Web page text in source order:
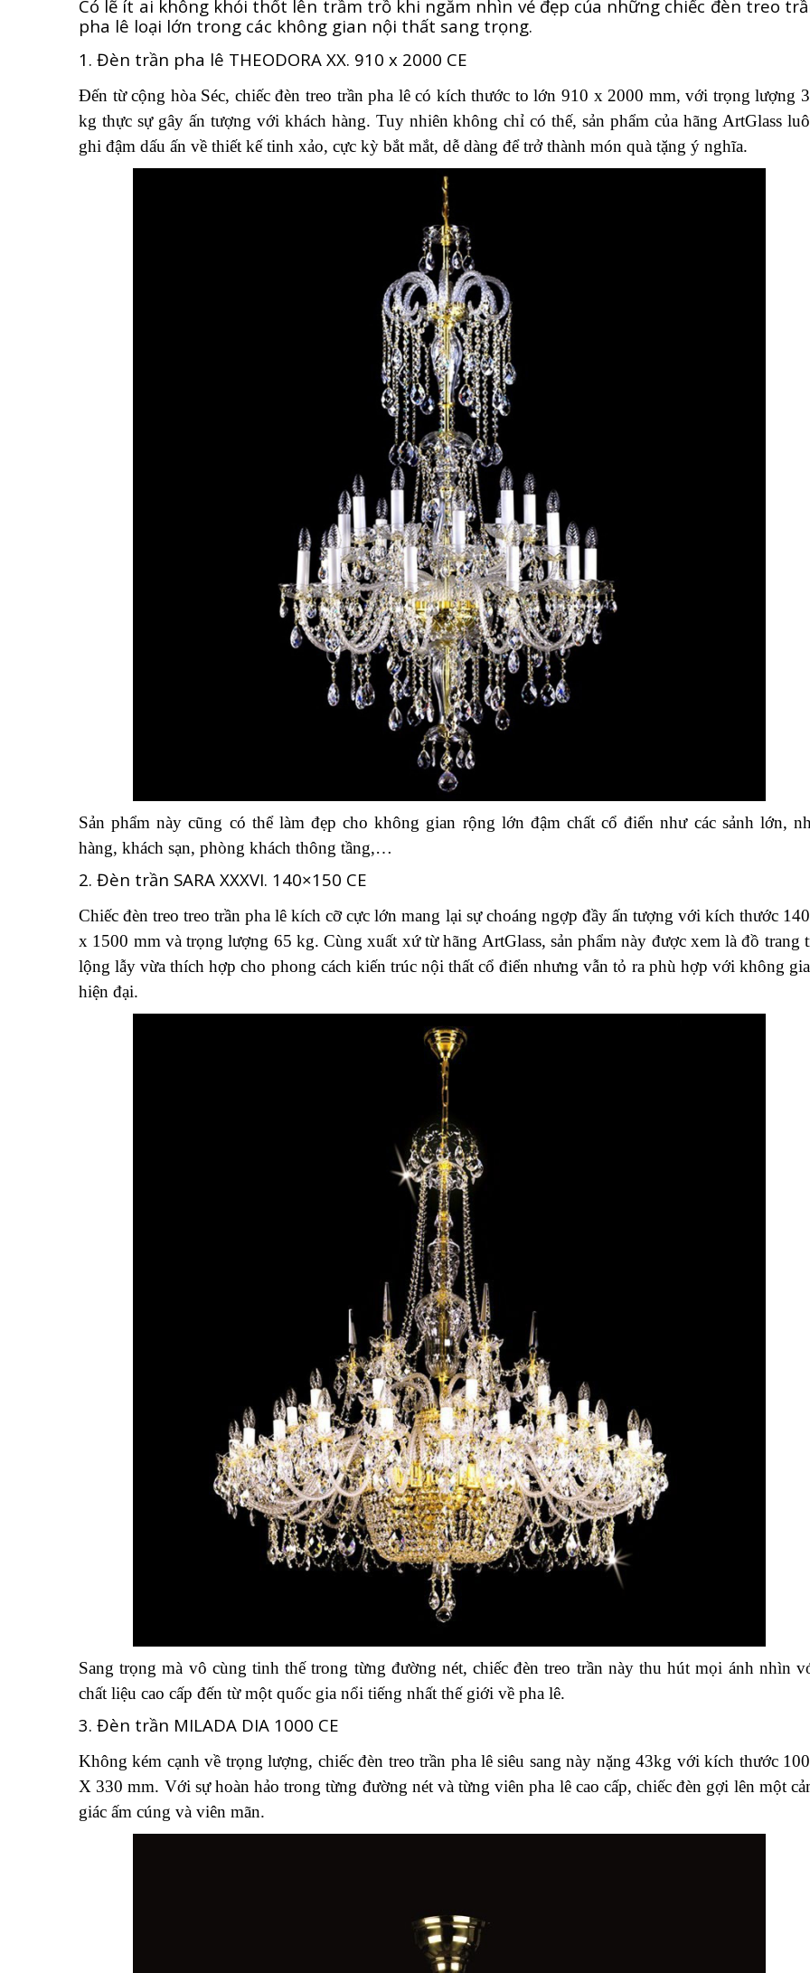
Có lẽ ít ai không khỏi thốt lên trầm trồ khi ngắm nhìn vẻ đẹp của những chiếc đèn treo
pha lê loại lớn trong các không gian nội thất sang trọng.
1. Đèn trần pha lê THEODORA XX. 910 x 2000 CE
Đến từ cộng hòa Séc, chiếc đèn treo trần pha lê có kích thước to lớn 910 x 2000 mm, với trọng lượng
kg thực sự gây ấn tượng với khách hàng. Tuy nhiên không chỉ có thế, sản phẩm của hãng ArtGlass
ghi đậm dấu ấn về thiết kế tinh xảo, cực kỳ bắt mắt, dễ dàng để trở thành món quà tặng ý nghĩa.
Sản phẩm này cũng có thể làm đẹp cho không gian rộng lớn đậm chất cổ điển như các sảnh lớn,
hàng, khách sạn, phòng khách thông tầng,…
2. Đèn trần SARA XXXVI. 140×150 CE
Chiếc đèn treo treo trần pha lê kích cỡ cực lớn mang lại sự choáng ngợp đầy ấn tượng với kích thước
x 1500 mm và trọng lượng 65 kg. Cùng xuất xứ từ hãng ArtGlass, sản phẩm này được xem là đồ trang
lộng lẫy vừa thích hợp cho phong cách kiến trúc nội thất cổ điển nhưng vẫn tỏ ra phù hợp với không
hiện đại.
Sang trọng mà vô cùng tinh thế trong từng đường nét, chiếc đèn treo trần này thu hút mọi ánh nhìn
chất liệu cao cấp đến từ một quốc gia nổi tiếng nhất thế giới về pha lê.
3. Đèn trần MILADA DIA 1000 CE
Không kém cạnh về trọng lượng, chiếc đèn treo trần pha lê siêu sang này nặng 43kg với kích thước
X 330 mm. Với sự hoàn hảo trong từng đường nét và từng viên pha lê cao cấp, chiếc đèn gợi lên một
giác ấm cúng và viên mãn.